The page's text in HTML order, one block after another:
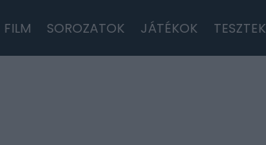
FILM SOROZATOK JÁTÉKOK TESZTEK